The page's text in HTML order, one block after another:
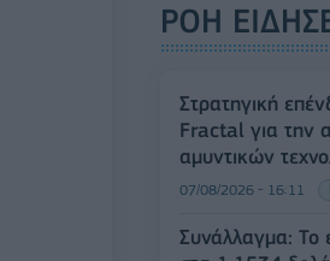
ΡΟΗ
Στρατηγική
Fractal για την
αμυντικών
07/08/2026 - 16:11
Συνάλλαγμα: Το